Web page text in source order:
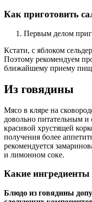
Как приготовить
Первым делом
Кстати, с яблоком
Поэтому рекомендуем
ближайшему приему
Из говядины
Мясо в кляре на
довольно питательным
красивой хрустящей
получения более
рекомендуется
и лимонном соке.
Какие ингредиенты
Блюдо из говядины